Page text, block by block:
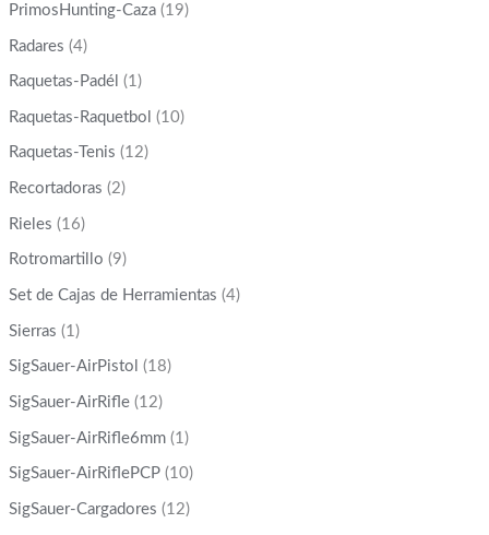
PrimosHunting-Caza (19)
Radares (4)
Raquetas-Padél (1)
Raquetas-Raquetbol (10)
Raquetas-Tenis (12)
Recortadoras (2)
Rieles (16)
Rotromartillo (9)
Set de Cajas de Herramientas (4)
Sierras (1)
SigSauer-AirPistol (18)
SigSauer-AirRifle (12)
SigSauer-AirRifle6mm (1)
SigSauer-AirRiflePCP (10)
SigSauer-Cargadores (12)